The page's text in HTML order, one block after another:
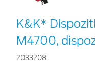
K&K*
M4700,
2033208